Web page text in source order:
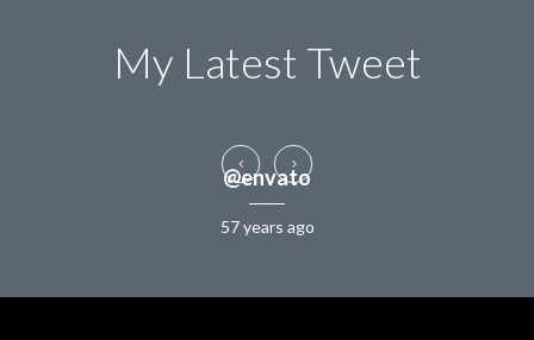
My Latest Tweet
@envato
57 years ago